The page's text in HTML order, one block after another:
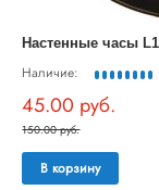
Настенные часы
Наличие:
45.00 руб.
150.00 руб.
В корзину